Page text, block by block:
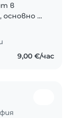
в
основно с
моя
деца или
9,00 €/час